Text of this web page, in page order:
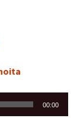
00:00